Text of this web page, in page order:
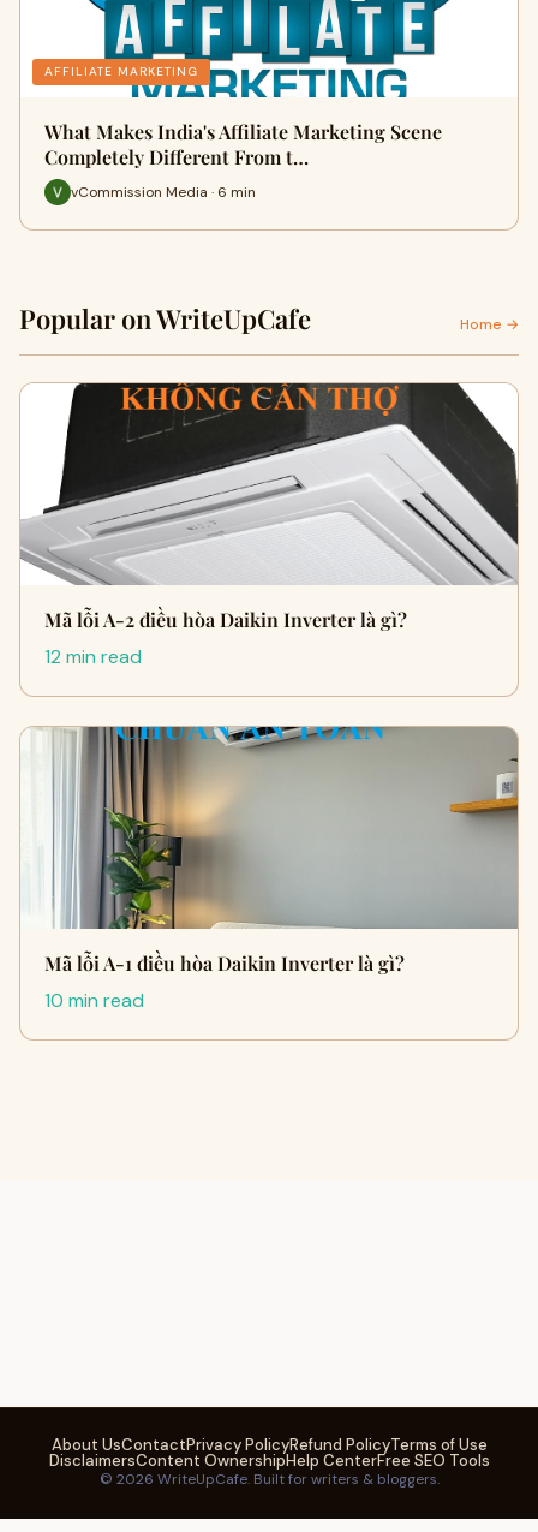
AFFILIATE MARKETING
What Makes India's Affiliate Marketing Scene
Completely Different From t…
vCommission Media · 6 min
Popular on WriteUpCafe Home →
Mã lỗi A-2 điều hòa Daikin Inverter là gì?
12 min read
Mã lỗi A-1 điều hòa Daikin Inverter là gì?
10 min read
About UsContactPrivacy PolicyRefund PolicyTerms of Use
DisclaimersContent OwnershipHelp CenterFree SEO Tools
© 2026 WriteUpCafe. Built for writers & bloggers.